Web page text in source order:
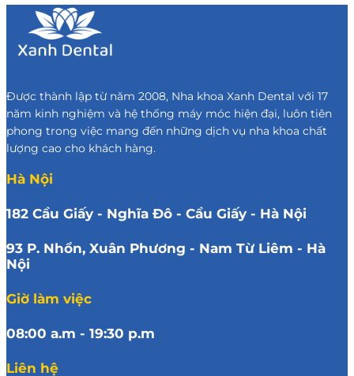
Được thành lập từ năm 2008, Nha khoa Xanh Dental với 17
năm kinh nghiệm và hệ thống máy móc hiện đại, luôn tiên
phong trong việc mang đến những dịch vụ nha khoa chất
lượng cao cho khách hàng.
Hà Nội
182 Cầu Giấy - Nghĩa Đô - Cầu Giấy - Hà Nội
93 P. Nhổn, Xuân Phương - Nam Từ Liêm - Hà
Nội
Giờ làm việc
08:00 a.m - 19:30 p.m
Liên hệ